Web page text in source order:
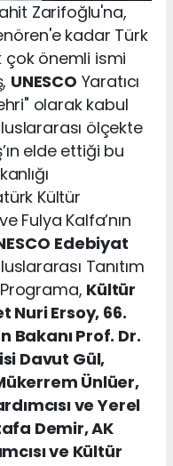
Zarifoğlu'na,
kadar Türk
çok önemli ismi
UNESCO Yaratıcı
olarak kabul
ölçekte
elde ettiği bu
Kültür
Fulya Kalfa’nın
Edebiyat
Tanıtım
Programa, Kültür
Nuri Ersoy, 66.
Bakanı Prof. Dr.
Davut Gül,
Ünlüer,
ve Yerel
Demir, AK
ve Kültür